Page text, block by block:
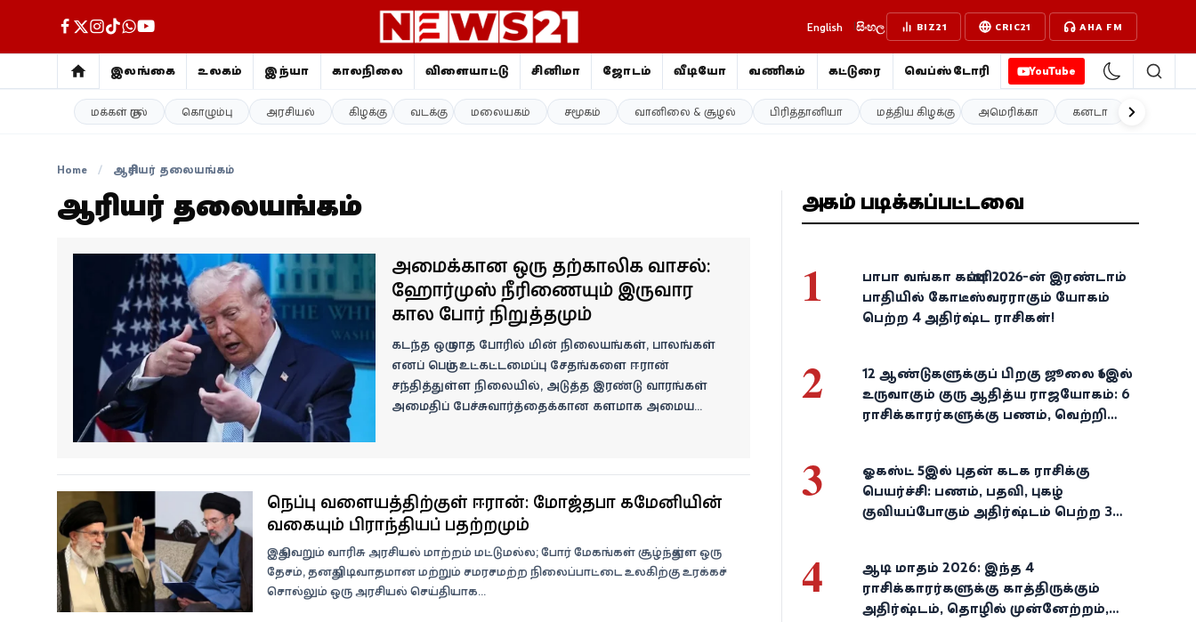
English සිංහල BIZ21 CRIC21 AHA FM
இலங்கை உலகம் இந்தியா காலநிலை விளையாட்டு சினிமா ஜோதிடம் வீடியோ வணிகம் கட்டுரை வெப்ஸ்டோரி YouTube
மக்கள் குரல் கொழும்பு அரசியல் கிழக்கு வடக்கு மலையகம் சமூகம் வானிலை & சூழல் பிரித்தானியா மத்திய கிழக்கு அமெரிக்கா கனடா
இலங்கை
வெப்ஸ்டோரி
தமிழ்
Home / ஆசிரியர் தலையங்கம்
ஆசிரியர் தலையங்கம்
அமைதிக்கான ஒரு தற்காலிக வாசல்:
ஹோர்முஸ் நீரிணையும் இருவார
கால போர் நிறுத்தமும்
கடந்த ஒரு மாத போரில் மின் நிலையங்கள், பாலங்கள்
எனப் பெரும் உட்கட்டமைப்பு சேதங்களை ஈரான்
சந்தித்துள்ள நிலையில், அடுத்த இரண்டு வாரங்கள்
அமைதிப் பேச்சுவார்த்தைக்கான களமாக அமைய
நெருப்பு வளையத்திற்குள் ஈரான்: மோஜ்தபா கமேனியின்
வருகையும் பிராந்தியப் பதற்றமும்
இது வெறும் வாரிசு அரசியல் மாற்றம் மட்டுமல்ல; போர் மேகங்கள் சூழ்ந்துள்ள ஒரு
தேசம், தனது பிடிவாதமான மற்றும் சமரசமற்ற நிலைப்பாட்டை உலகிற்கு உரக்கச்
சொல்லும் ஒரு அரசியல் செய்தியாக...
அதிகம் படிக்கப்பட்டவை
1
பாபா வங்கா கணிப்பு: 2026-ன் இரண்டாம்
பாதியில் கோடீஸ்வரராகும் யோகம்
பெற்ற 4 அதிர்ஷ்ட ராசிகள்!
2
12 ஆண்டுகளுக்குப் பிறகு ஜூலை 16இல்
உருவாகும் குரு ஆதித்ய ராஜயோகம்: 6
ராசிக்காரர்களுக்கு பணம், வெற்றி
3
ஓகஸ்ட் 5இல் புதன் கடக ராசிக்கு
பெயர்ச்சி: பணம், பதவி, புகழ்
குவியப்போகும் அதிர்ஷ்டம் பெற்ற 3
4
ஆடி மாதம் 2026: இந்த 4
ராசிக்காரர்களுக்கு காத்திருக்கும்
அதிர்ஷ்டம், தொழில் முன்னேற்றம்,